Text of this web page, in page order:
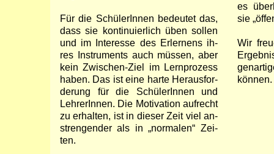
Für die Schü­ler­In­nen be­deu­tet das,
dass sie kon­ti­nu­ier­lich üben sol­len
und im In­ter­es­se des Er­ler­nens ih­
res In­stru­ments auch müs­sen, aber
kein Zwischen-Ziel im Lern­pro­zess
haben. Das ist ei­ne har­te Heraus­for­
de­rung für die Schü­ler­In­nen und
Leh­re­rIn­nen. Die Mo­ti­va­tion auf­recht
zu er­halten, ist in die­ser Zeit viel an­
stren­gen­der als in
normalen
Zei­
ten.
es
sie
Wir
kön­nen.